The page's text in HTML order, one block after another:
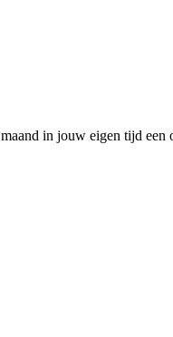
in jouw eigen tijd